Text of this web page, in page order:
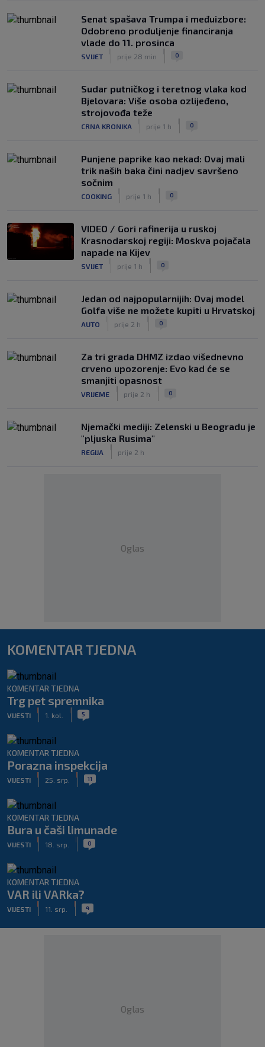
SK 7. kol.
Senat spašava Trumpa i međuizbore:
Odobreno produljenje financiranja
vlade do 11. prosinca
SVIJET prije 28 min 0
Sudar putničkog i teretnog vlaka kod
Bjelovara: Više osoba ozlijeđeno,
strojovođa teže
CRNA KRONIKA prije 1 h 0
Punjene paprike kao nekad: Ovaj mali
trik naših baka čini nadjev savršeno
sočnim
COOKING prije 1 h 0
VIDEO / Gori rafinerija u ruskoj
Krasnodarskoj regiji: Moskva pojačala
napade na Kijev
SVIJET prije 1 h 0
Jedan od najpopularnijih: Ovaj model
Golfa više ne možete kupiti u Hrvatskoj
AUTO prije 2 h 0
Za tri grada DHMZ izdao višednevno
crveno upozorenje: Evo kad će se
smanjiti opasnost
VRIJEME prije 2 h 0
Njemački mediji: Zelenski u Beogradu je
"pljuska Rusima"
REGIJA prije 2 h
Oglas
KOMENTAR TJEDNA
KOMENTAR TJEDNA
Trg pet spremnika
VIJESTI 1. kol. 5
KOMENTAR TJEDNA
Porazna inspekcija
VIJESTI 25. srp. 11
KOMENTAR TJEDNA
Bura u čaši limunade
VIJESTI 18. srp. 0
KOMENTAR TJEDNA
VAR ili VARka?
VIJESTI 11. srp. 4
Oglas